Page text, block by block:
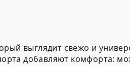
выглядит свежо и
добавляют комфорта: